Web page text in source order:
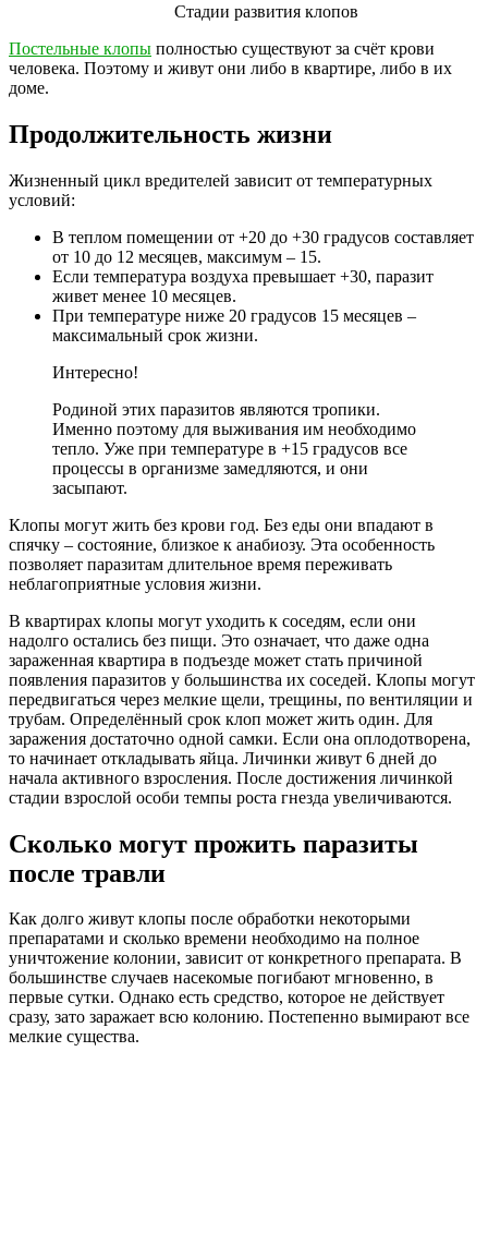
Стадии развития клопов
Постельные клопы полностью существуют за счёт крови
человека. Поэтому и живут они либо в квартире, либо в их
доме.
Продолжительность жизни
Жизненный цикл вредителей зависит от температурных
условий:
В теплом помещении от +20 до +30 градусов составляет
от 10 до 12 месяцев, максимум – 15.
Если температура воздуха превышает +30, паразит
живет менее 10 месяцев.
При температуре ниже 20 градусов 15 месяцев –
максимальный срок жизни.
Интересно!
Родиной этих паразитов являются тропики.
Именно поэтому для выживания им необходимо
тепло. Уже при температуре в +15 градусов все
процессы в организме замедляются, и они
засыпают.
Клопы могут жить без крови год. Без еды они впадают в
спячку – состояние, близкое к анабиозу. Эта особенность
позволяет паразитам длительное время переживать
неблагоприятные условия жизни.
В квартирах клопы могут уходить к соседям, если они
надолго остались без пищи. Это означает, что даже одна
зараженная квартира в подъезде может стать причиной
появления паразитов у большинства их соседей. Клопы могут
передвигаться через мелкие щели, трещины, по вентиляции и
трубам. Определённый срок клоп может жить один. Для
заражения достаточно одной самки. Если она оплодотворена,
то начинает откладывать яйца. Личинки живут 6 дней до
начала активного взросления. После достижения личинкой
стадии взрослой особи темпы роста гнезда увеличиваются.
Сколько могут прожить паразиты
после травли
Как долго живут клопы после обработки некоторыми
препаратами и сколько времени необходимо на полное
уничтожение колонии, зависит от конкретного препарата. В
большинстве случаев насекомые погибают мгновенно, в
первые сутки. Однако есть средство, которое не действует
сразу, зато заражает всю колонию. Постепенно вымирают все
мелкие существа.